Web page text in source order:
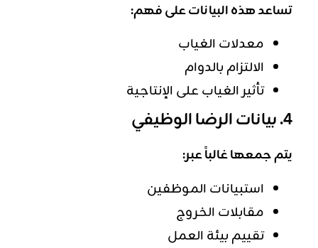
تساعد هذه البيانات على فهم:
معدلات الغياب
الالتزام بالدوام
تأثير الغياب على الإنتاجية
4. بيانات الرضا الوظيفي
يتم جمعها غالباً عبر:
استبيانات الموظفين
مقابلات الخروج
تقييم بيئة العمل